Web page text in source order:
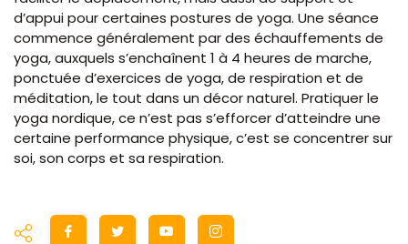
d’appui pour certaines postures de yoga. Une séance
commence généralement par des échauffements de
yoga, auxquels s’enchaînent 1 à 4 heures de marche,
ponctuée d’exercices de yoga, de respiration et de
méditation, le tout dans un décor naturel. Pratiquer le
yoga nordique, ce n’est pas s’efforcer d’atteindre une
certaine performance physique, c’est se concentrer sur
soi, son corps et sa respiration.